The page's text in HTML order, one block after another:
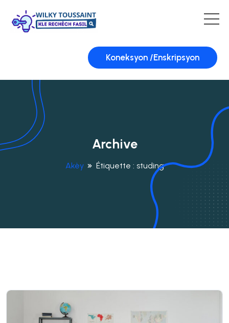
Koneksyon /Enskripsyon
Archive
Akèy Étiquette : studing